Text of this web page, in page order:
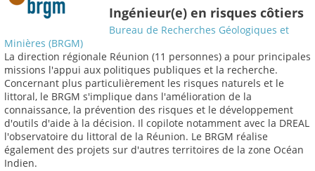
Ingénieur(e) en risques côtiers
Bureau de Recherches Géologiques et
Minières (BRGM)
La direction régionale Réunion (11 personnes) a pour principales
missions l'appui aux politiques publiques et la recherche.
Concernant plus particulièrement les risques naturels et le
littoral, le BRGM s'implique dans l'amélioration de la
connaissance, la prévention des risques et le développement
d'outils d'aide à la décision. Il copilote notamment avec la DREAL
l'observatoire du littoral de la Réunion. Le BRGM réalise
également des projets sur d'autres territoires de la zone Océan
Indien.